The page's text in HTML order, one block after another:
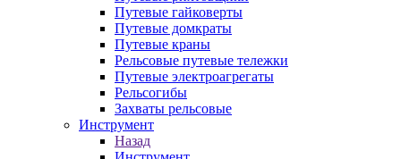
Путевые гайковерты
Путевые домкраты
Путевые краны
Рельсовые путевые тележки
Путевые электроагрегаты
Рельсогибы
Захваты рельсовые
Инструмент
Назад